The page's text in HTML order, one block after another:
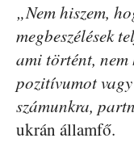
„Nem hiszem,
megbeszélések
ami történt,
pozitívumot
számunkra,
ukrán államfő.